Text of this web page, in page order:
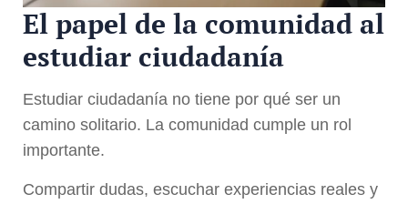
El papel de la comunidad al
estudiar ciudadanía
Estudiar ciudadanía no tiene por qué ser un
camino solitario. La comunidad cumple un rol
importante.
Compartir dudas, escuchar experiencias reales y